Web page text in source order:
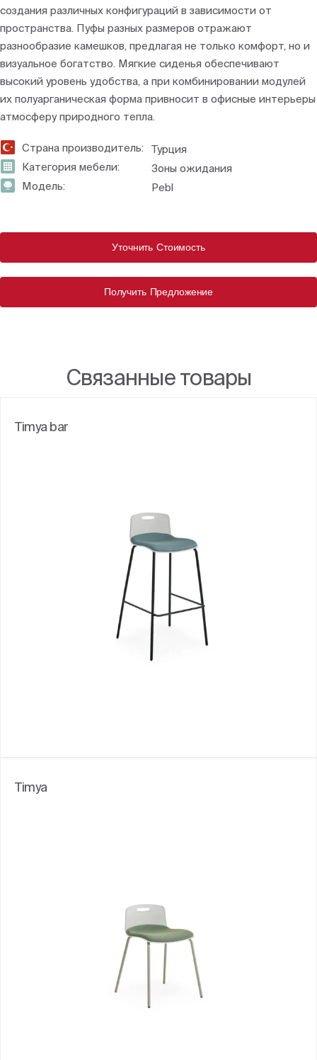
создания различных конфигураций в зависимости от
пространства. Пуфы разных размеров отражают
разнообразие камешков, предлагая не только комфорт, но и
визуальное богатство. Мягкие сиденья обеспечивают
высокий уровень удобства, а при комбинировании модулей
их полуарганическая форма привносит в офисные интерьеры
атмосферу природного тепла.
Страна производитель:
Турция
Категория мебели:
Зоны ожидания
Модель:
Pebl
Уточнить Стоимость
Получить Предложение
Связанные товары
Timya bar
Timya